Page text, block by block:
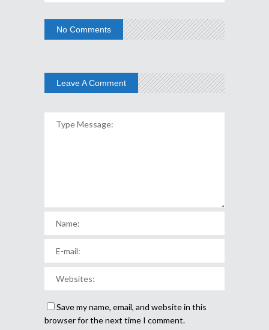
No Comments
Leave A Comment
Save my name, email, and website in this
browser for the next time I comment.